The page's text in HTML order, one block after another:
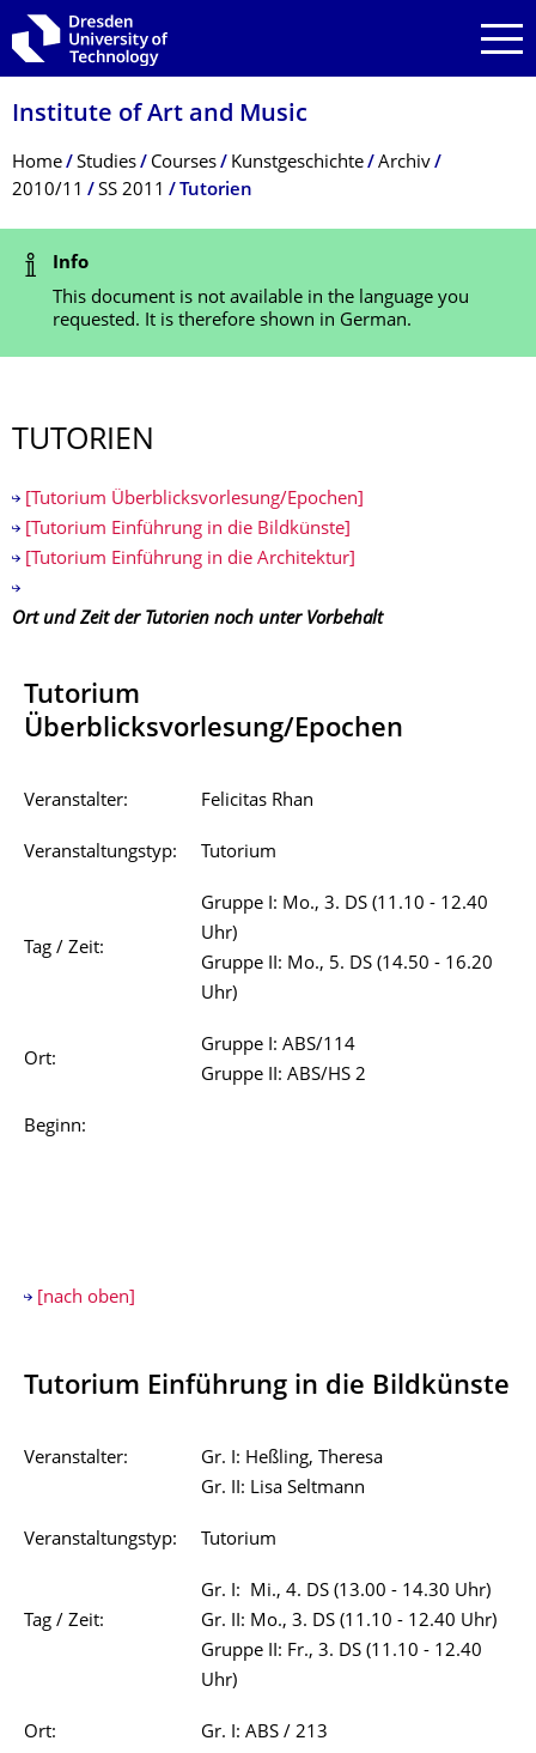
Skip to main navigation
Skip to search
Skip to content
Institute of Art and Music
Breadcrumb Menu
Home Studies Courses Kunstgeschichte
Archiv
2010/11
SS 2011 Tutorien
Status Message
Info
This document is not available in the language you
requested. It is therefore shown in German.
TUTORIEN
[Tutorium Überblicksvorlesung/Epochen]
[Tutorium Einführung in die Bildkünste]
[Tutorium Einführung in die Architektur]
Ort und Zeit der Tutorien noch unter Vorbehalt
Tutorium
Überblicksvorlesung/Epochen
Veranstalter: Felicitas Rhan
Veranstaltungstyp: Tutorium
Tag / Zeit:
Gruppe I: Mo., 3. DS (11.10 - 12.40
Uhr)
Gruppe II: Mo., 5. DS (14.50 - 16.20
Uhr)
Ort:
Gruppe I: ABS/114
Gruppe II: ABS/HS 2
Beginn:
[nach oben]
Tutorium Einführung in die Bildkünste
Veranstalter:
Gr. I: Heßling, Theresa
Gr. II: Lisa Seltmann
Veranstaltungstyp: Tutorium
Tag / Zeit:
Gr. I: Mi., 4. DS (13.00 - 14.30 Uhr)
Gr. II: Mo., 3. DS (11.10 - 12.40 Uhr)
Gruppe II: Fr., 3. DS (11.10 - 12.40
Uhr)
Ort:
Gr. I: ABS / 213